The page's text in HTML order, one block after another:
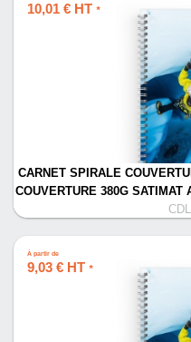
10,01 € HT *
CARNET SPIRALE
COUVERTURE 380G
À partir de
9,03 € HT *